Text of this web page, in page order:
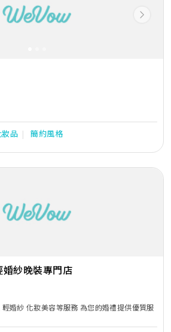
Next
品 簡約風格
紗晚裝專門店
婚紗 化妝美容等服務 為您的婚禮提供優質服